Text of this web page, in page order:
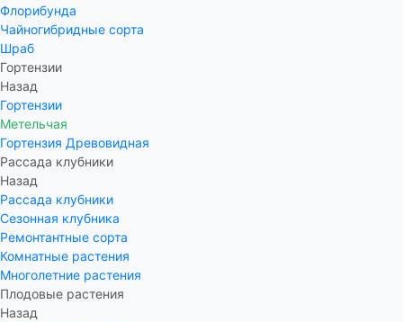
Флорибунда
Чайногибридные сорта
Шраб
Гортензии
Назад
Гортензии
Метельчая
Гортензия Древовидная
Рассада клубники
Назад
Рассада клубники
Сезонная клубника
Ремонтантные сорта
Комнатные растения
Многолетние растения
Плодовые растения
Назад